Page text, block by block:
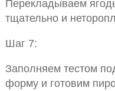
Перекладываем
тщательно и
Шаг 7:
Заполняем тестом
форму и готовим